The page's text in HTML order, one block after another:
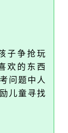
子争抢玩
欢的东西
问题中人
儿童寻找